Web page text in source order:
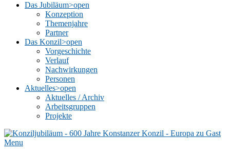
Das Jubiläum>open
Konzeption
Themenjahre
Partner
Das Konzil>open
Vorgeschichte
Verlauf
Nachwirkungen
Personen
Aktuelles>open
Aktuelles / Archiv
Arbeitsgruppen
Projekte
Menu